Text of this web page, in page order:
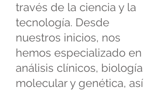
través de la ciencia y la
tecnología. Desde
nuestros inicios, nos
hemos especializado en
análisis clínicos, biología
molecular y genética, así